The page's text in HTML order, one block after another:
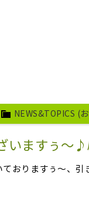
NEWS&TOPICS (
いますぅ～
おりますぅ～、引